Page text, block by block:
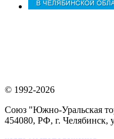
© 1992-2026
Союз "Южно-Уральская
454080, РФ, г. Челябинск,